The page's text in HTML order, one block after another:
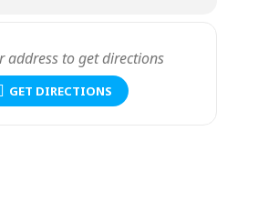
GET DIRECTIONS